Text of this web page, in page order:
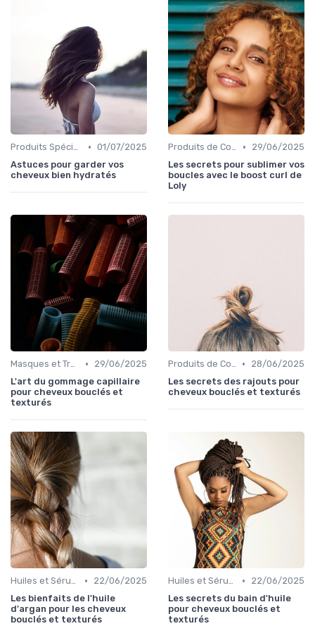
Produits Spécifiques (Anti-Frisottis, Hydratants) • 01/07/2025
Astuces pour garder vos
cheveux bien hydratés
Produits de Coiffage •
29/06/2025
Les secrets pour sublimer vos
boucles avec le boost curl de
Loly
Masques et Traitements en Profondeur •
29/06/2025
L'art du gommage capillaire
pour cheveux bouclés et
texturés
Produits de Coiffage •
28/06/2025
Les secrets des rajouts pour
cheveux bouclés et texturés
Huiles et Sérums •
22/06/2025
Les bienfaits de l'huile
d'argan pour les cheveux
bouclés et texturés
Huiles et Sérums •
22/06/2025
Les secrets du bain d'huile
pour cheveux bouclés et
texturés